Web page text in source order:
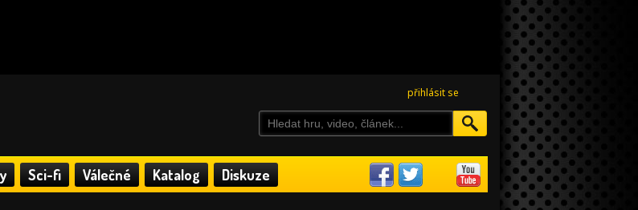
přihlásit se
Sci-fi Válečné Katalog Diskuze